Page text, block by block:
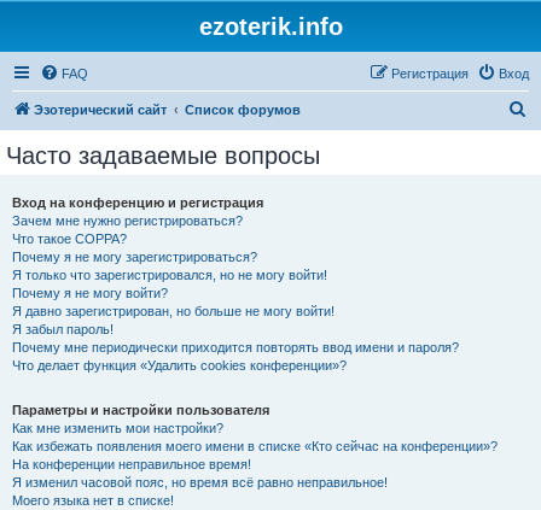
ezoterik.info
FAQ Вход
Регистрация
Эзотерический сайт Список форумов
Часто задаваемые вопросы
Вход на конференцию и регистрация
Зачем мне нужно регистрироваться?
Что такое COPPA?
Почему я не могу зарегистрироваться?
Я только что зарегистрировался, но не могу войти!
Почему я не могу войти?
Я давно зарегистрирован, но больше не могу войти!
Я забыл пароль!
Почему мне периодически приходится повторять ввод имени и пароля?
Что делает функция «Удалить cookies конференции»?
Параметры и настройки пользователя
Как мне изменить мои настройки?
Как избежать появления моего имени в списке «Кто сейчас на конференции»?
На конференции неправильное время!
Я изменил часовой пояс, но время всё равно неправильное!
Моего языка нет в списке!